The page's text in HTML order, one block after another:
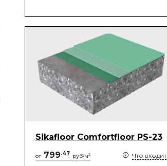
Sikafloor Comfortfloor PS-23
от 799.47 руб/м2 Что входит